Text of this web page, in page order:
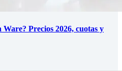
Precios 2026, cuotas y